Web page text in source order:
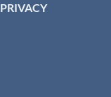
PRIVACY